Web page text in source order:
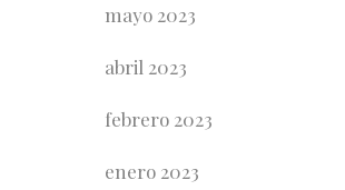
mayo 2023
abril 2023
febrero 2023
enero 2023